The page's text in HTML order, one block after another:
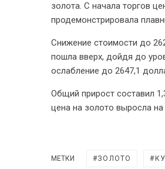
золота. С начала торгов
продемонстрировала
Снижение стоимости до
пошла вверх, дойдя до
ослабление до 2647,1
Общий прирост составил
цена на золото выросла на
МЕТКИ ЗОЛОТО